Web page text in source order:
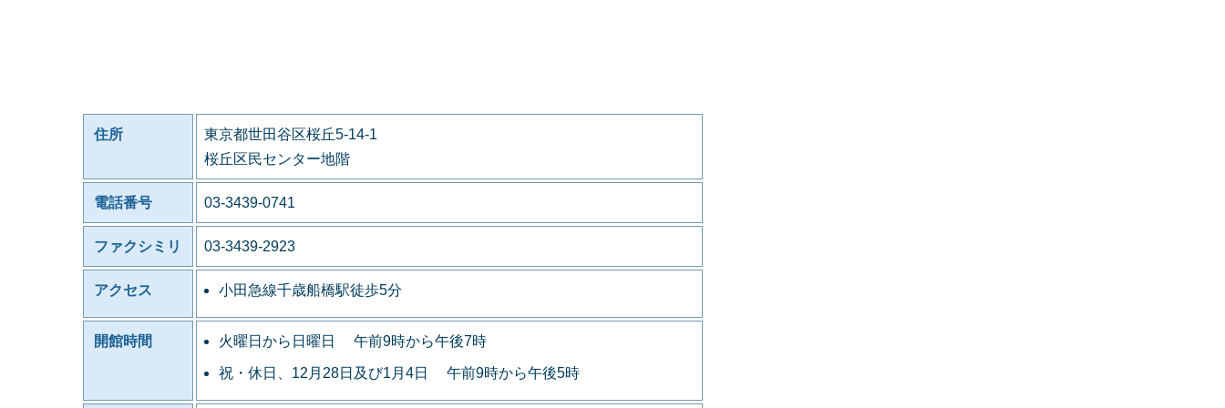
住所
東京都世田谷区桜丘5-14-1
桜丘区民センター地階
電話番号 03-3439-0741
ファクシミリ 03-3439-2923
アクセス 小田急線千歳船橋駅徒歩5分
開館時間 火曜日から日曜日 午前9時から午後7時
祝・休日、12月28日及び1月4日 午前9時から午後5時